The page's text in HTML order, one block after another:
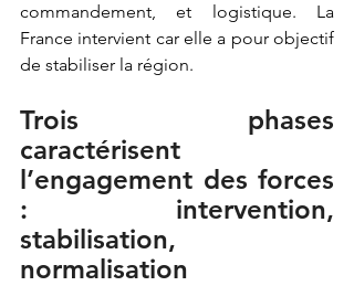
commandement, et logistique. La
France intervient car elle a pour objectif
de stabiliser la région.
Trois phases
caractérisent
l’engagement des forces
: intervention,
stabilisation,
normalisation